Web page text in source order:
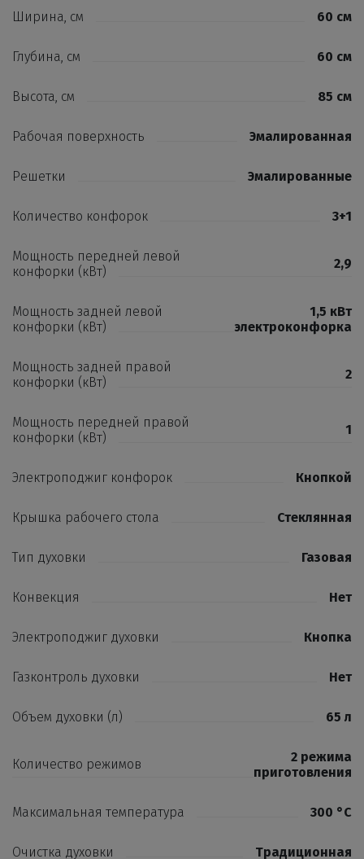
Ширина, см 60 см
Глубина, см 60 см
Высота, см 85 см
Рабочая поверхность Эмалированная
Решетки Эмалированные
Количество конфорок 3+1
Мощность передней левой
конфорки (кВт)
2,9
Мощность задней левой
конфорки (кВт)
1,5 кВт
электроконфорка
Мощность задней правой
конфорки (кВт)
2
Мощность передней правой
конфорки (кВт)
1
Электроподжиг конфорок Кнопкой
Крышка рабочего стола Стеклянная
Тип духовки Газовая
Конвекция Нет
Электроподжиг духовки Кнопка
Газконтроль духовки Нет
Объем духовки (л) 65 л
Количество режимов
2 режима
приготовления
Максимальная температура 300 °С
Очистка духовки Традиционная